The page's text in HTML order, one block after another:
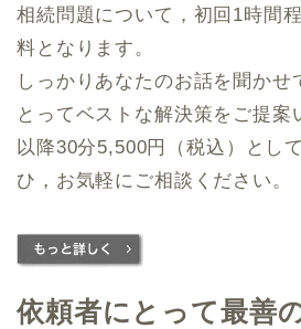
相続問題について，初回1時間
料となります。
しっかりあなたのお話を聞かせ
とってベストな解決策をご提案
以降30分5,500円（税込）とし
ひ，お気軽にご相談ください。
依頼者にとって最善